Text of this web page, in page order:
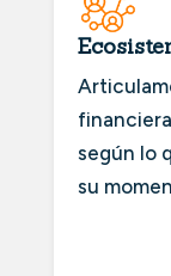
según lo
su